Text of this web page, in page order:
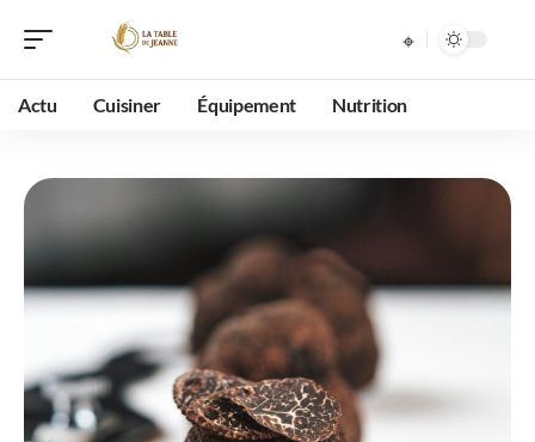
Actu Cuisiner Équipement Nutrition